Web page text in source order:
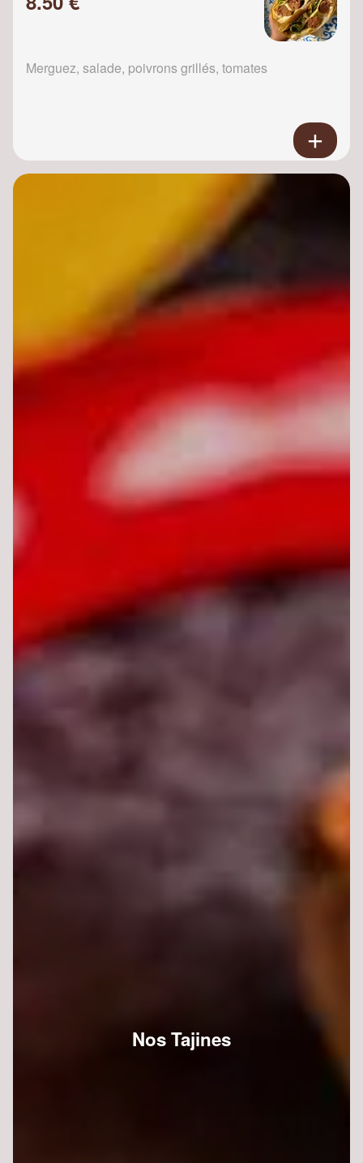
Merguez, salade, poivrons grillés, tomates
Nos Tajines